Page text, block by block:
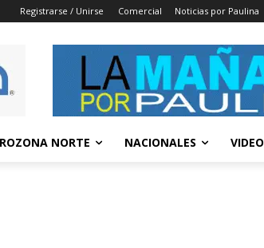
Registrarse / Unirse Comercial Noticias por Paulina
NORTE NACIONALES VIDEO